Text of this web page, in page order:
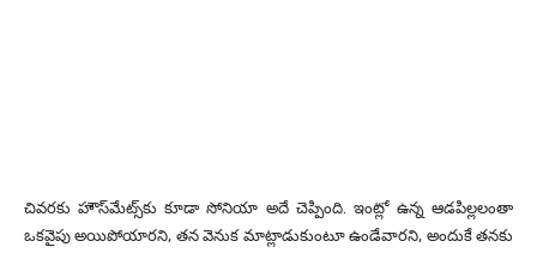
చివరకు హౌస్‌మేట్స్‌కు కూడా సోనియా అదే చెప్పింది. ఇంట్లో ఉన్న ఆడపిల్లలంతా
ఒకవైపు అయిపోయారని, తన వెనుక మాట్లాడుకుంటూ ఉండేవారని, అందుకే తనకు